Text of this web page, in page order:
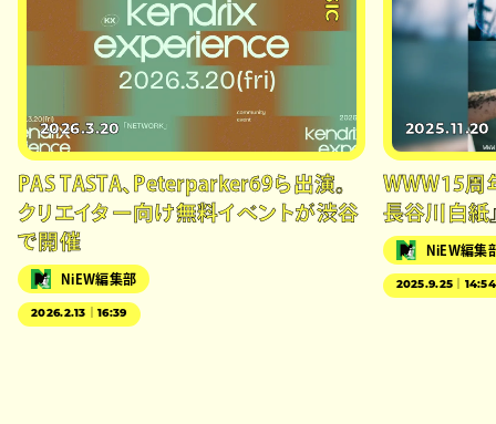
2026.3.20
PAS TASTA、Peterparker69ら出演。
クリエイター向け無料イベントが渋谷
で開催
NiEW編集部
2026.2.13｜16:39
2025.11.20
WWW15周
長谷川白紙
NiEW編集
2025.9.25｜14:54